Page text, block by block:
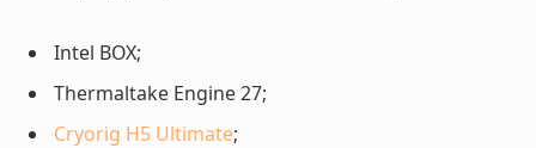
Intel BOX;
Thermaltake Engine 27;
Cryorig H5 Ultimate;